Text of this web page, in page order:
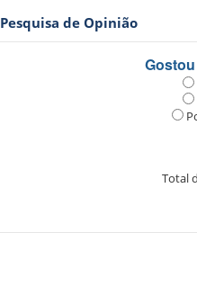
Pesquisa de Opinião
Total